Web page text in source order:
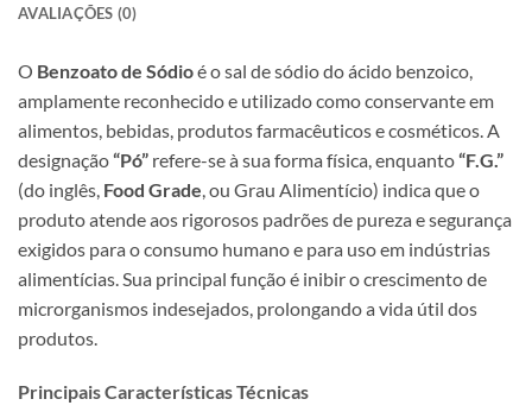
AVALIAÇÕES (0)
O Benzoato de Sódioé o sal de sódio do ácido benzoico,
amplamente reconhecido e utilizado como conservante em
alimentos, bebidas, produtos farmacêuticos e cosméticos. A
designação“Pó” refere-se à sua forma física, enquanto“F.G.”
(do inglês, Food Grade , ou Grau Alimentício) indica que o
produto atende aos rigorosos padrões de pureza e segurança
exigidos para o consumo humano e para uso em indústrias
alimentícias. Sua principal função é inibir o crescimento de
microrganismos indesejados, prolongando a vida útil dos
produtos.
Principais Características Técnicas